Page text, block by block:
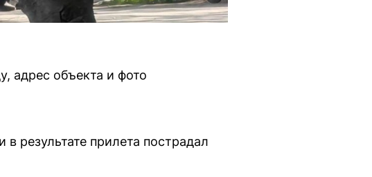
адрес объекта и фото
результате прилета пострадал